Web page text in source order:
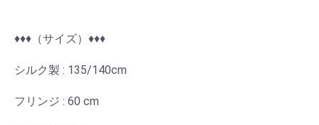
♦︎♦︎♦︎（サイズ）♦︎♦︎♦︎
シルク製 : 135/140cm
フリンジ : 60 cm